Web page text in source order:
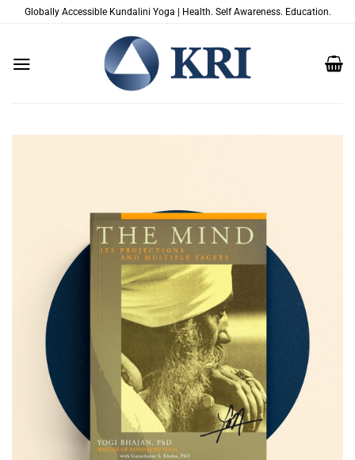
SaltaGlobally Accessible Kundalini Yoga | Health. Self Awareness. Education.